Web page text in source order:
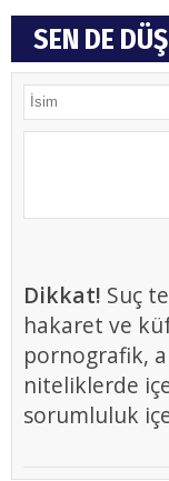
SEN DE
Dikkat! Suç
hakaret ve
pornografik,
niteliklerde
sorumluluk